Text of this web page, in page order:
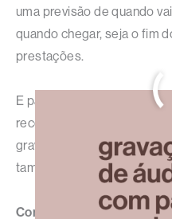
uma previsão de quando
quando chegar, seja o fim
prestações.
E para entender melhor o
recomendo ouvir o
gravado de uma vez. Logo,
também não vai ser.
Compartilhe